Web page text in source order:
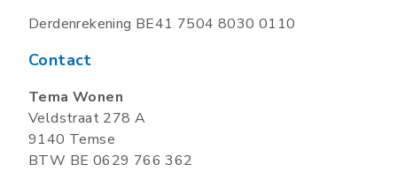
Derdenrekening BE41 7504 8030 0110
Contact
Tema Wonen
Veldstraat 278 A
9140 Temse
BTW BE 0629 766 362